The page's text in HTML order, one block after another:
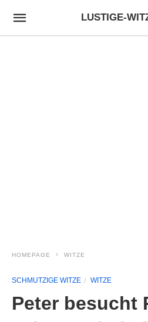
LUSTIGE-
HOMEPAGE WITZE
SCHMUTZIGE WITZE WITZE
Peter besucht